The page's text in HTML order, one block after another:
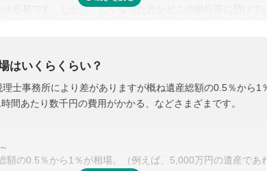
容易です。しかし、亡くなった方がどこの銀行等に預けて
や多く取りすぎなどの手間・無駄が省けます。
ています。
6,000万円と配偶者の法定相続分相当額を比較してどちらか
い将来の相続を見据えて遺産分割をするという方法もあり
議書を作成できます。
はいくらくらい？
士事務所により差がありますが概ね遺産総額の0.5％から1
間あたり数千円の費用がかかる、などさまざまです。
の0.5％から1％が相場。（例えば、5,000万円の遺産であ